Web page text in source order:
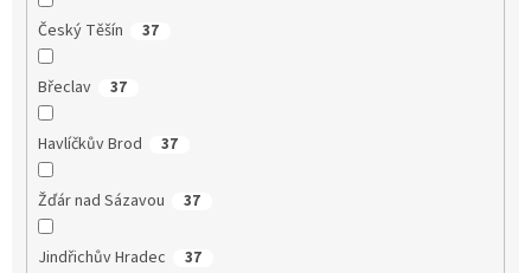
Český Těšín 37
Břeclav 37
Havlíčkův Brod 37
Žďár nad Sázavou 37
Jindřichův Hradec 37